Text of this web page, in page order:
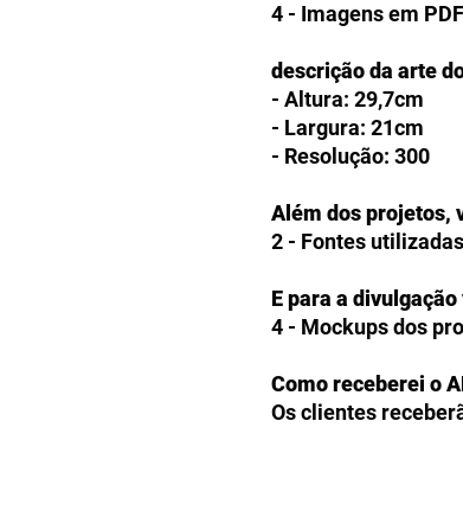
4 - Imagens em PDF
descrição da arte
- Altura: 29,7cm
- Largura: 21cm
- Resolução: 300
Além dos projetos,
2 - Fontes
E para a
4 - Mockups dos
Como receberei o
Os clientes
checkout. Caso
arquivos